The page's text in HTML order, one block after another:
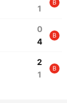
1
B
0
4
B
2
1
B